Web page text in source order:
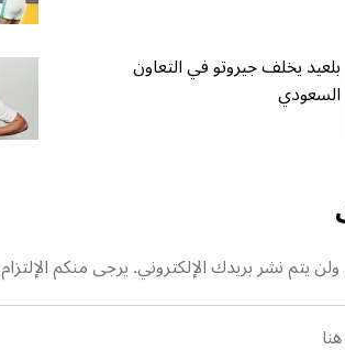
بلعيد يخلف جيروتو في التعاون
السعودي
يتم نشر بريدك الإلكتروني. يرجى منكم الإلتزام